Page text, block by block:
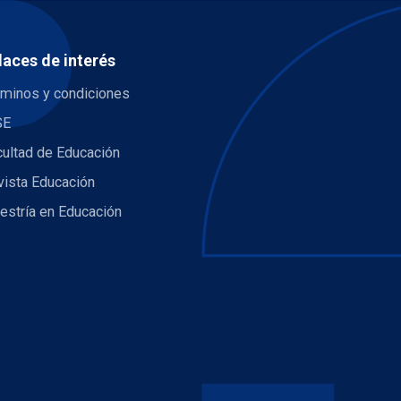
de interés
y condiciones
de Educación
Educación
en Educación